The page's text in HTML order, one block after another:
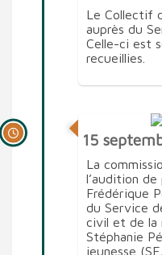
Le Collectif
auprès du
Celle-ci est
recueillies.
15
La
l’audition de
Frédérique
du Service
civil et de la
Stéphanie
jeunesse